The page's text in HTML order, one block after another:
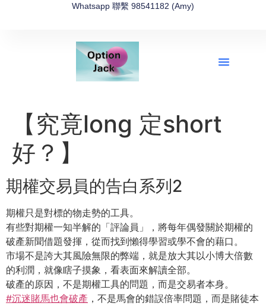
Whatsapp 聯繫 98541182 (Amy)
【究竟long 定short
好？】
期權交易員的告白系列2
期權只是對標的物走勢的工具。
有些對期權一知半解的「評論員」，將每年偶發關於期權的
破產新聞借題發揮，從而找到懶得學習或學不會的藉口。
市場不是誇大其風險無限的弊端，就是放大其以小博大倍數
的利潤，就像瞎子摸象，看表面來解讀全部。
破產的原因，不是期權工具的問題，而是交易者本身。
#沉迷賭馬也會破產 ，不是馬會的錯誤倍率問題，而是賭徒本